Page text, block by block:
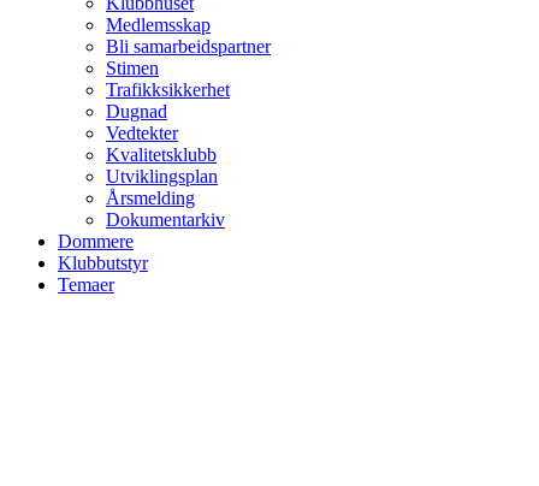
Medlemsskap
Bli samarbeidspartner
Stimen
Trafikksikkerhet
Dugnad
Vedtekter
Kvalitetsklubb
Utviklingsplan
Årsmelding
Dokumentarkiv
Dommere
Klubbutstyr
Temaer